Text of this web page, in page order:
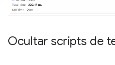
Ocultar scripts de